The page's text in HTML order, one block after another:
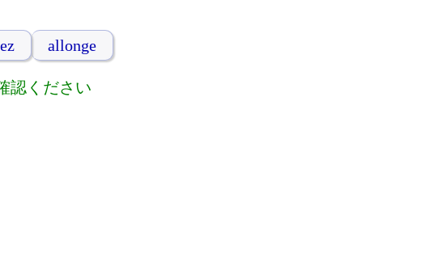
allonge
認ください